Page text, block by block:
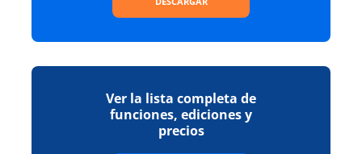
Ver la lista completa de
funciones, ediciones y
precios